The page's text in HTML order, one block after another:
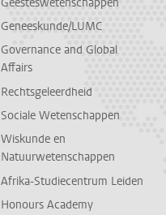
Geneeskunde/LUMC
Governance and Global
Affairs
Rechtsgeleerdheid
Sociale Wetenschappen
Wiskunde en
Natuurwetenschappen
Afrika-Studiecentrum Leiden
Honours Academy